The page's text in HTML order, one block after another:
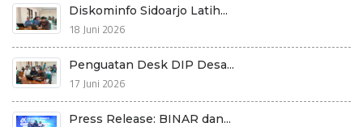
Diskominfo Sidoarjo Latih...
18 Juni 2026
Penguatan Desk DIP Desa...
17 Juni 2026
Press Release: BINAR dan...